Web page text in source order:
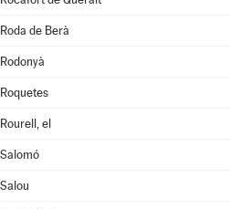
Roda de Berà
Rodonyà
Roquetes
Rourell, el
Salomó
Salou